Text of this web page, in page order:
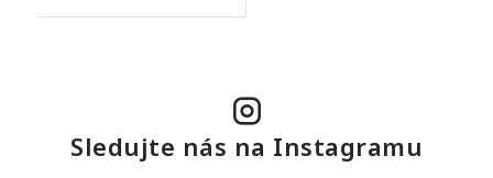
Sledujte nás na Instagramu